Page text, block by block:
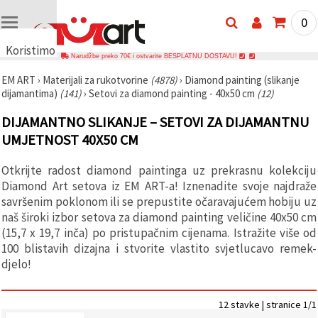
Koristimo
🍪
Koristimo
slične
tehnologije
kako bismo
ispravno
funkcioniranje
web-
stranice,
poboljšali
vaše
korisničko
iskustvo i,
uz vašu
privolu,
promet te
0
Narudžbe preko 70€ i ostvarite BESPLATNU DOSTAVU!
EM ART › Materijali za rukotvorine (4878)› Diamond painting (slikanje
dijamantima) (141)› Setovi za diamond painting - 40x50 cm (12)
DIJAMANTNO SLIKANJE – SETOVI ZA DIJAMANTNU
UMJETNOST 40X50 CM
Otkrijte radost diamond paintinga uz prekrasnu kolekciju
Diamond Art setova iz EM ART-a! Iznenadite svoje najdraže
savršenim poklonom ili se prepustite očaravajućem hobiju uz
naš široki izbor setova za diamond painting veličine 40x50 cm
(15,7 x 19,7 inča) po pristupačnim cijenama. Istražite više od
100 blistavih dizajna i stvorite vlastito svjetlucavo remek-
djelo!
12 stavke | stranice 1/1